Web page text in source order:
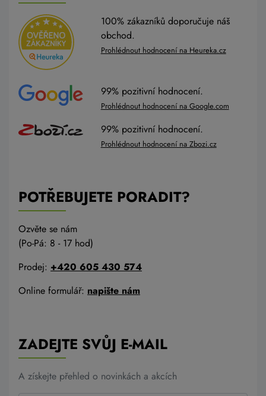
100% zákazníků doporučuje náš
obchod.
Prohlédnout hodnocení na Heureka.cz
99% pozitivní hodnocení.
Prohlédnout hodnocení na Google.com
99% pozitivní hodnocení.
Prohlédnout hodnocení na Zbozi.cz
POTŘEBUJETE PORADIT?
Ozvěte se nám
(Po-Pá: 8 - 17 hod)
Prodej: +420 605 430 574
Online formulář: napište nám
ZADEJTE SVŮJ E-MAIL
A získejte přehled o novinkách a akcích